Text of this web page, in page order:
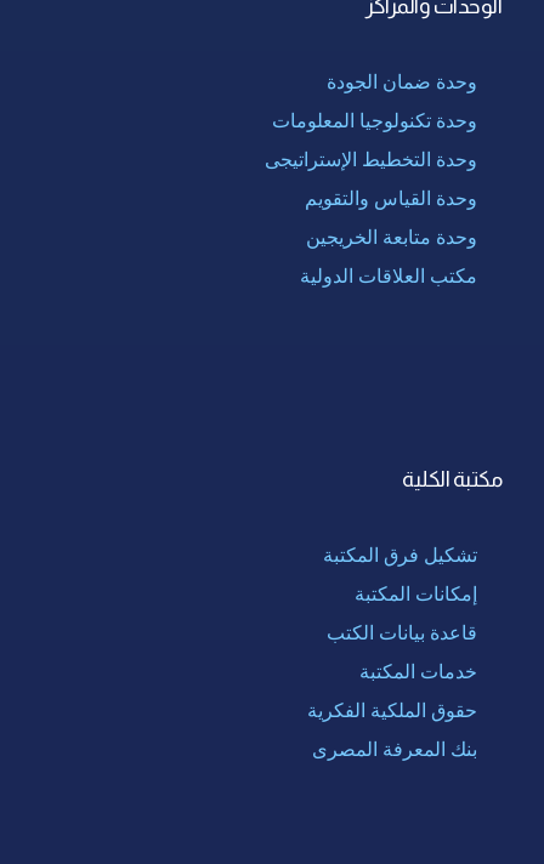
الوحدات والمراكز
وحدة ضمان الجودة
وحدة تكنولوجيا المعلومات
وحدة التخطيط الإستراتيجى
وحدة القياس والتقويم
وحدة متابعة الخريجين
مكتب العلاقات الدولية
مكتبة الكلية
تشكيل فرق المكتبة
إمكانات المكتبة
قاعدة بيانات الكتب
خدمات المكتبة
حقوق الملكية الفكرية
بنك المعرفة المصرى